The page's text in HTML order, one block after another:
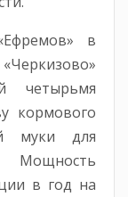
в
четырьмя
кормового
муки для
Мощность
в год на